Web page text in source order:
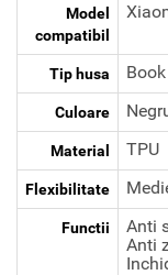
Model
compatibil
Tip husa Book
Culoare
Material TPU
Flexibilitate
Functii
Anti
Anti